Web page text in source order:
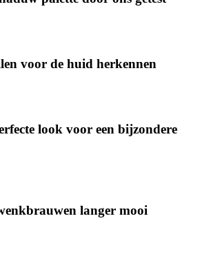
voor de huid herkennen
look voor een bijzondere
langer mooi